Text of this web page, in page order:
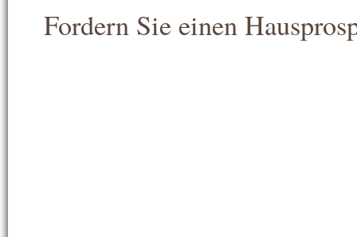
Fordern Sie einen